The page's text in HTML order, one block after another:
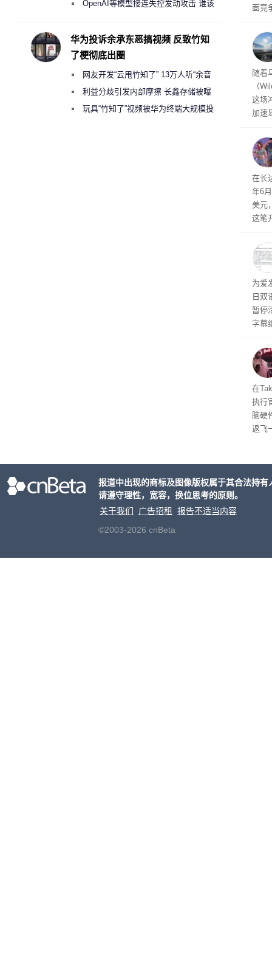
面竞
性。
经
随着
（
这场
加速
物
毁，
评
米，
上。
依
在长
年6
美元
这笔
称
器、
事
行官
容体
为爱
日双
暂停
字幕
流
在
执行
脑硬
返飞
2000美元一晚 遭讽“反乌托邦”
OpenAI等模型接连失控发动攻击 谁该
华为投诉余承东恶搞视频 反致竹知
了梗彻底出圈
网友开发“云甩竹知了” 13万人听“余音
绕梁”利益分歧引发内部摩擦 长鑫存储被曝
曾将华为驻场工程师驱逐出研发基地
玩具“竹知了”视频被华为终端大规模投
报道中出现的商标及图像版权属于其合法持
请遵守理性，宽容，换位思考的原则。
关于我们
广告招租
报告不适当内容
©2003-2026 cnBeta